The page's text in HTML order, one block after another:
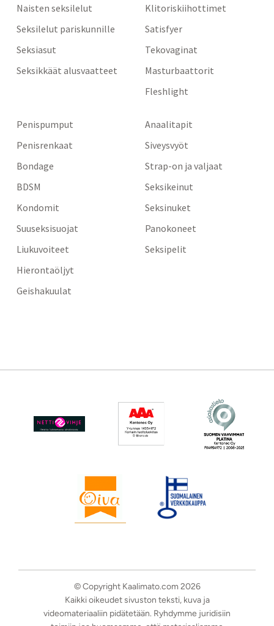
Naisten seksilelut
Seksilelut pariskunnille
Seksiasut
Seksikkäät alusvaatteet
Klitoriskiihottimet
Satisfyer
Tekovaginat
Masturbaattorit
Fleshlight
Penispumput
Penisrenkaat
Bondage
BDSM
Kondomit
Suuseksisuojat
Liukuvoiteet
Hierontaöljyt
Geishakuulat
Anaalitapit
Siveysvyöt
Strap-on ja valjaat
Seksikeinut
Seksinuket
Panokoneet
Seksipelit
© Copyright Kaalimato.com 2026
Kaikki oikeudet sivuston teksti, kuva ja
videomateriaaliin pidätetään. Ryhdymme juridisiin